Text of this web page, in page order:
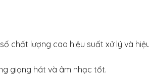
chất lượng cao hiệu suất xử lý và
giọng hát và âm nhạc tốt.